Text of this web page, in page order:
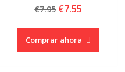
€7.95 El
original
era:
€7.55
actual
es:
Comprar ahora